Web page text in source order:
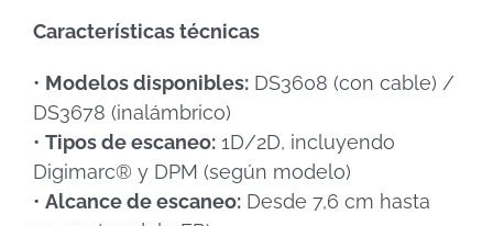
Características técnicas
• Modelos disponibles: DS3608 (con cable) /
DS3678 (inalámbrico)
• Tipos de escaneo: 1D/2D, incluyendo
Digimarc® y DPM (según modelo)
• Alcance de escaneo: Desde 7,6 cm hasta